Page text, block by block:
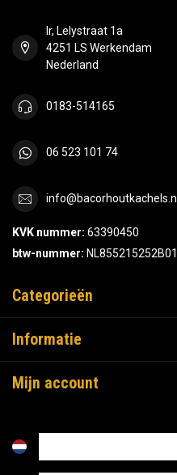
Ir, Lelystraat 1a
4251 LS Werkendam
Nederland
0183-514165
06 523 101 74
info@bacorhoutkachels.nl
KVK nummer: 63390450
btw-nummer: NL855215252B01
Categorieën
Informatie
Mijn account